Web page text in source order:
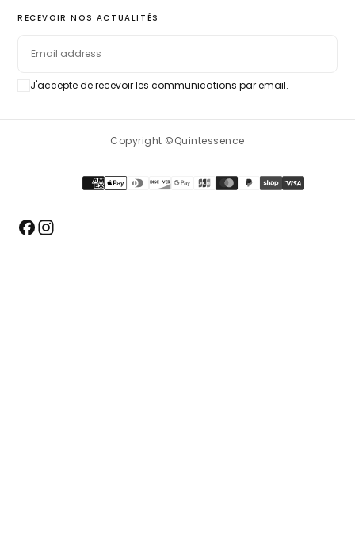
RECEVOIR NOS ACTUALITÉS
J'accepte de recevoir les communications par email.
Copyright ©Quintessence
Payment